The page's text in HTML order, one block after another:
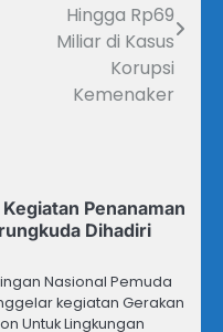
Hingga Rp69
Miliar di Kasus
Korupsi
Kemenaker
Penanaman
Dihadiri
Nasional Pemuda
kegiatan Gerakan
Untuk Lingkungan